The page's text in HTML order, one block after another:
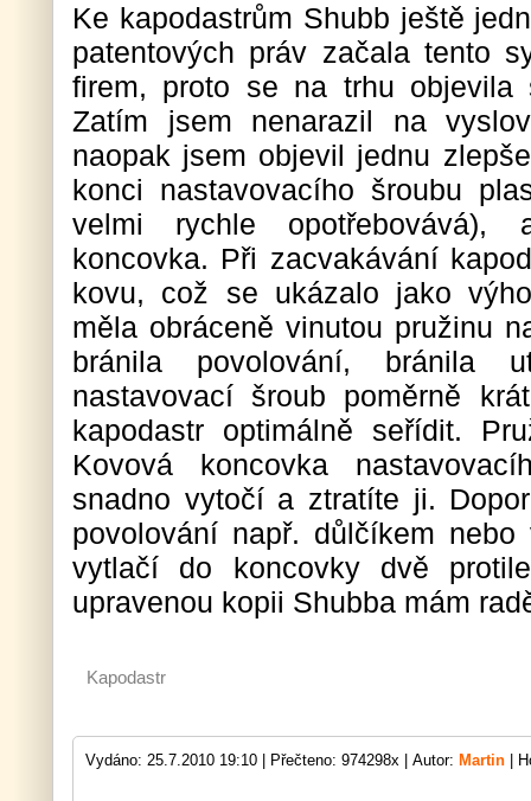
Ke kapodastrům Shubb ještě
patentových práv začala tento
firem, proto se na trhu objevila
Zatím jsem nenarazil na
naopak jsem objevil jednu
konci nastavovacího šroubu
velmi rychle opotřebovává),
koncovka. Při zacvakávání
kovu, což se ukázalo jako
měla obráceně vinutou pružinu
bránila povolování, bránila
nastavovací šroub poměrně
kapodastr optimálně seřídit.
Kovová koncovka
snadno vytočí a ztratíte ji.
povolování např. důlčíkem
vytlačí do koncovky dvě
upravenou kopii Shubba mám
Kapodastr
Vydáno: 25.7.2010 19:10 | Přečteno: 974298x | Autor: Martin |